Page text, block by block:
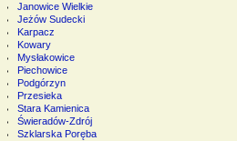
Janowice Wielkie
Jeżów Sudecki
Karpacz
Kowary
Mysłakowice
Piechowice
Podgórzyn
Przesieka
Stara Kamienica
Świeradów-Zdrój
Szklarska Poręba